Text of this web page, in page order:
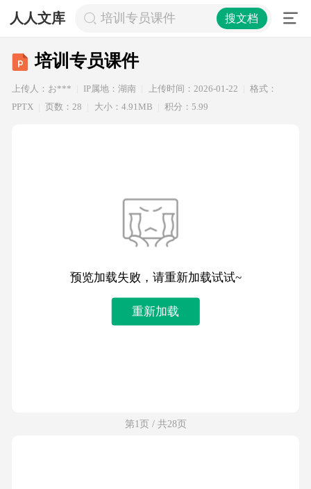
人人文库 培训专员课件 搜文档
培训专员课件
上传人：お*** IP属地：湖南 上传时间：2026-01-22
格式：
PPTX
页数：28 大小：4.91MB 积分：5.99
预览加载失败，请重新加载试试~
重新加载
第1页 / 共28页